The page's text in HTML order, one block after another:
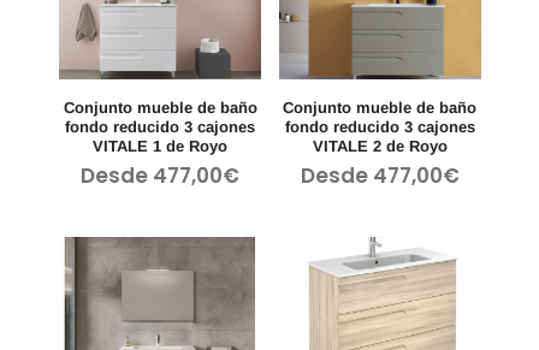
Conjunto mueble de baño
fondo reducido 3 cajones
VITALE 1 de Royo
Desde 477,00€
Conjunto mueble de baño
fondo reducido 3 cajones
VITALE 2 de Royo
Desde 477,00€